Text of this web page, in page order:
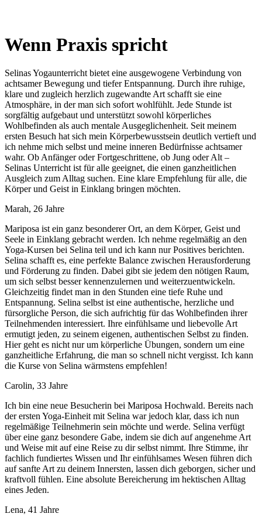
Wenn Praxis spricht
Selinas Yogaunterricht bietet eine ausgewogene Verbindung von
achtsamer Bewegung und tiefer Entspannung. Durch ihre ruhige,
klare und zugleich herzlich zugewandte Art schafft sie eine
Atmosphäre, in der man sich sofort wohlfühlt. Jede Stunde ist
sorgfältig aufgebaut und unterstützt sowohl körperliches
Wohlbefinden als auch mentale Ausgeglichenheit. Seit meinem
ersten Besuch hat sich mein Körperbewusstsein deutlich vertieft und
ich nehme mich selbst und meine inneren Bedürfnisse achtsamer
wahr. Ob Anfänger oder Fortgeschrittene, ob Jung oder Alt –
Selinas Unterricht ist für alle geeignet, die einen ganzheitlichen
Ausgleich zum Alltag suchen. Eine klare Empfehlung für alle, die
Körper und Geist in Einklang bringen möchten.
Marah, 26 Jahre
Mariposa ist ein ganz besonderer Ort, an dem Körper, Geist und
Seele in Einklang gebracht werden. Ich nehme regelmäßig an den
Yoga-Kursen bei Selina teil und ich kann nur Positives berichten.
Selina schafft es, eine perfekte Balance zwischen Herausforderung
und Förderung zu finden. Dabei gibt sie jedem den nötigen Raum,
um sich selbst besser kennenzulernen und weiterzuentwickeln.
Gleichzeitig findet man in den Stunden eine tiefe Ruhe und
Entspannung. Selina selbst ist eine authentische, herzliche und
fürsorgliche Person, die sich aufrichtig für das Wohlbefinden ihrer
Teilnehmenden interessiert. Ihre einfühlsame und liebevolle Art
ermutigt jeden, zu seinem eigenen, authentischen Selbst zu finden.
Hier geht es nicht nur um körperliche Übungen, sondern um eine
ganzheitliche Erfahrung, die man so schnell nicht vergisst. Ich kann
die Kurse von Selina wärmstens empfehlen!
Carolin, 33 Jahre
Ich bin eine neue Besucherin bei Mariposa Hochwald. Bereits nach
der ersten Yoga-Einheit mit Selina war jedoch klar, dass ich nun
regelmäßige Teilnehmerin sein möchte und werde. Selina verfügt
über eine ganz besondere Gabe, indem sie dich auf angenehme Art
und Weise mit auf eine Reise zu dir selbst nimmt. Ihre Stimme, ihr
fachlich fundiertes Wissen und Ihr einfühlsames Wesen führen dich
auf sanfte Art zu deinem Innersten, lassen dich geborgen, sicher und
kraftvoll fühlen. Eine absolute Bereicherung im hektischen Alltag
eines Jeden.
Lena, 41 Jahre